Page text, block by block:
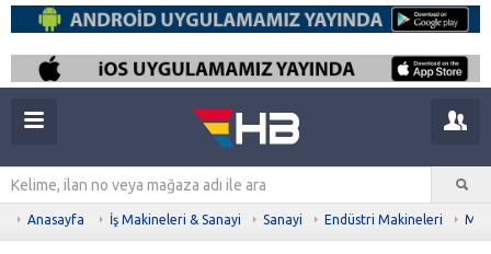
Anasayfa İş Makineleri & Sanayi Sanayi Endüstri Makineleri